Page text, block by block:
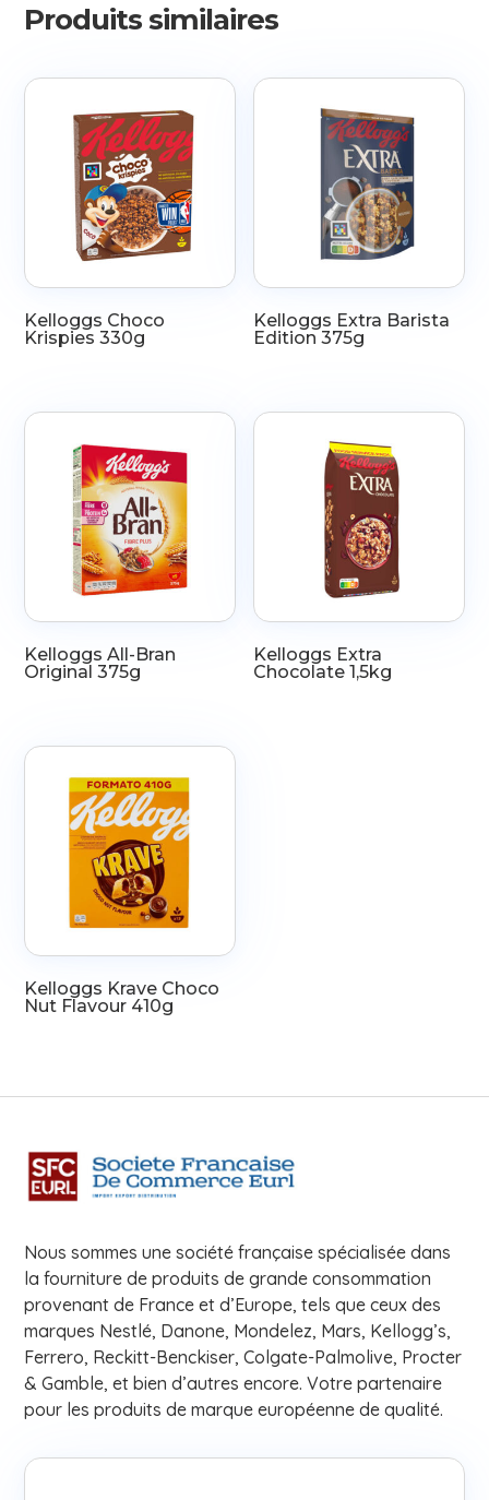
Produits similaires
Kelloggs Choco
Krispies 330g
Kelloggs Extra Barista
Edition 375g
Kelloggs All-Bran
Original 375g
Kelloggs Extra
Chocolate 1,5kg
Kelloggs Krave Choco
Nut Flavour 410g
Nous sommes une société française spécialisée dans
la fourniture de produits de grande consommation
provenant de France et d’Europe, tels que ceux des
marques Nestlé, Danone, Mondelez, Mars, Kellogg’s,
Ferrero, Reckitt-Benckiser, Colgate-Palmolive, Procter
& Gamble, et bien d’autres encore. Votre partenaire
pour les produits de marque européenne de qualité.